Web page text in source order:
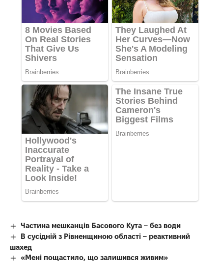
Частина мешканців Басового Кута – без води
В сусідній з Рівненщиною області – реактивний
шахед
«Мені пощастило, що залишився живим»